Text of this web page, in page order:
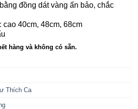
đồng dát vàng ấn bảo, chắc
40cm, 48cm, 68cm
hàng và không có sẵn.
Thích Ca